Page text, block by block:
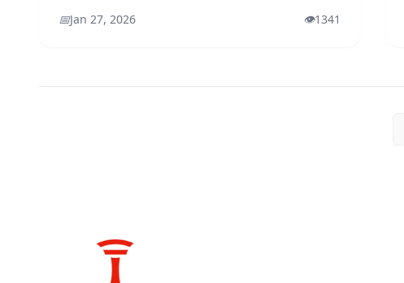
📅Jan 27, 2026 👁️1341